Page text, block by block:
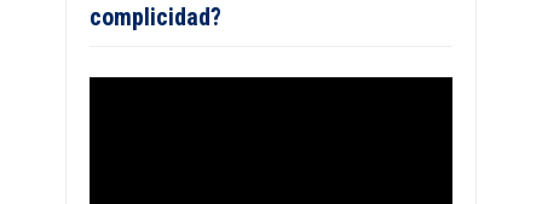
complicidad?